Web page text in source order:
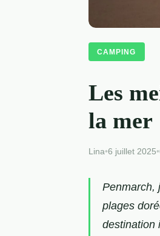
CAMPING
Les
la mer
Lina•6 juillet 2025•
Penmarch,
plages
destination